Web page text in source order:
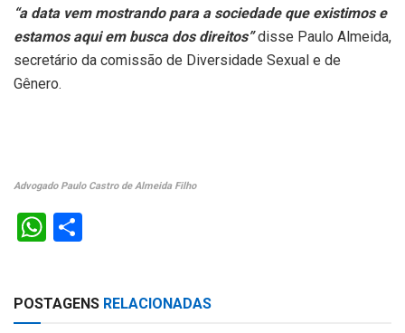
“a data vem mostrando para a sociedade que existimos e
estamos aqui em busca dos direitos” disse Paulo Almeida,
secretário da comissão de Diversidade Sexual e de
Gênero.
Advogado Paulo Castro de Almeida Filho
W
s
e
POSTAGENS RELACIONADAS